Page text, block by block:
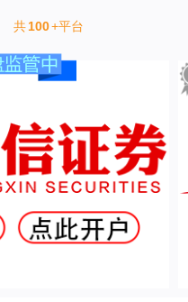
共100+平台